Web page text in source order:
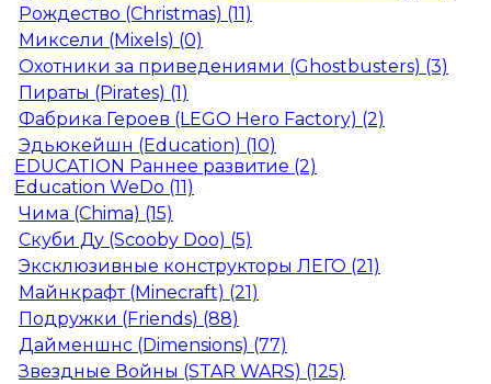
Рождество (Christmas) (11)
Миксели (Mixels) (0)
Охотники за приведениями (Ghostbusters) (3)
Пираты (Pirates) (1)
Фабрика Героев (LEGO Hero Factory) (2)
Эдьюкейшн (Education) (10)
EDUCATION Раннее развитие (2)
Education WeDo (11)
Чима (Chima) (15)
Скуби Ду (Scooby Doo) (5)
Эксклюзивные конструкторы ЛЕГО (21)
Майнкрафт (Minecraft) (21)
Подружки (Friends) (88)
Дайменшнс (Dimensions) (77)
Звездные Войны (STAR WARS) (125)